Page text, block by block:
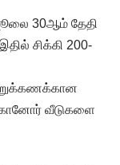
30ஆம் தேதி
சிக்கி 200-
வீடுகளை